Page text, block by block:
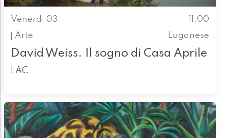
Venerdì 03
11.00
Arte
Luganese
David Weiss. Il sogno di Casa Aprile
LAC